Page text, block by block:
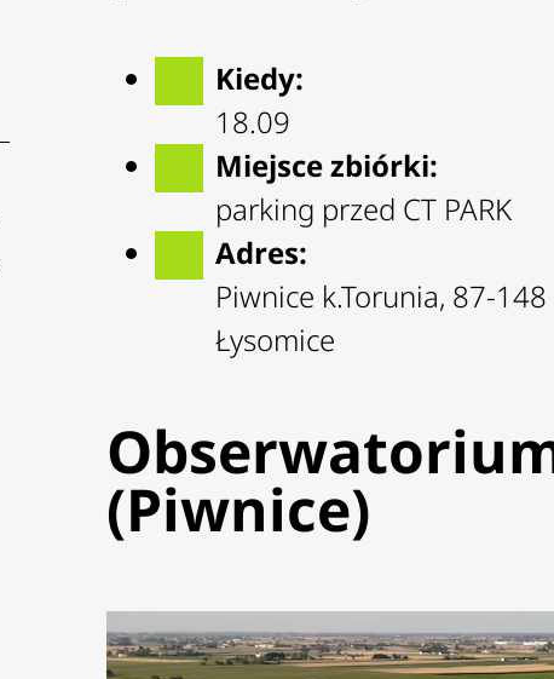
Kiedy:
18.09
Miejsce zbiórki:
parking przed CT PARK
Adres:
Piwnice k.Torunia, 87-148
Łysomice
(Piwnice)